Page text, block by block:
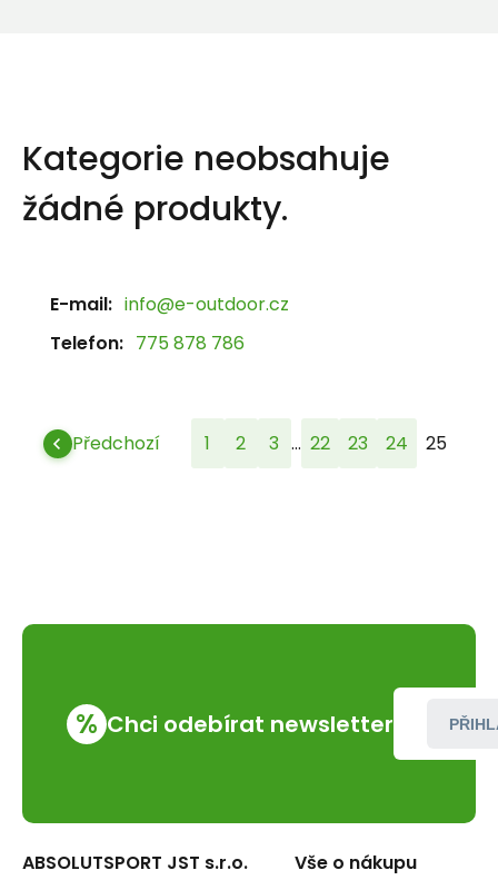
Kategorie neobsahuje
žádné produkty.
E-mail: info@e-outdoor.cz
Telefon: 775 878 786
Předchozí 1 2 3 ... 22 23 24 25
% Chci odebírat newsletter
ABSOLUTSPORT JST s.r.o. Vše o nákupu